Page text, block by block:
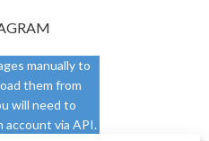
manually to
them from
will need to
account via API.